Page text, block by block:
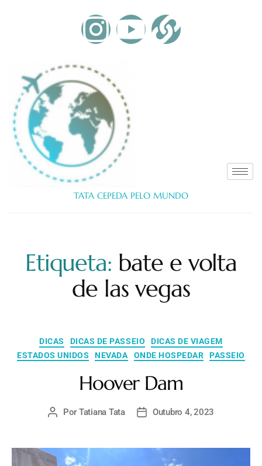
TATA CEPEDA PELO MUNDO
Etiqueta: bate e volta
de las vegas
DICAS DICAS DE PASSEIO
DICAS DE VIAGEM
ESTADOS UNIDOS
NEVADA ONDE HOSPEDAR PASSEIO
Hoover Dam
Por Tatiana Tata Outubro 4, 2023